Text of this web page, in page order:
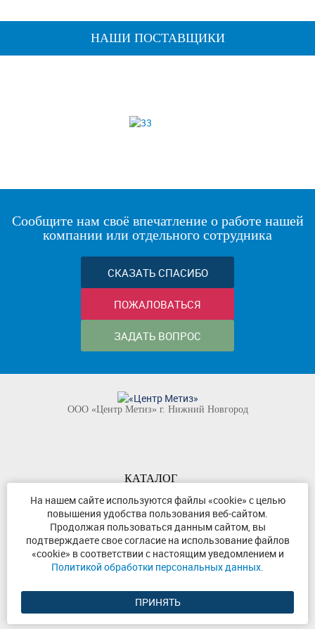
НАШИ ПОСТАВЩИКИ
Сообщите нам своё впечатление о работе нашей
компании или отдельного сотрудника
СКАЗАТЬ СПАСИБО
ПОЖАЛОВАТЬСЯ
ЗАДАТЬ ВОПРОС
КОМПАНИЯ
ООО «Центр Метиз» г. Нижний Новгород
КАТАЛОГ
КОНТАКТЫ
© ООО «Центр Метиз» 2000-2026
Политика конфиденциальности
Разработка сайта и продвижение
На нашем сайте используются файлы «cookie» с целью
повышения удобства пользования веб-сайтом.
Продолжая пользоваться данным сайтом, вы
подтверждаете свое согласие на использование файлов
«cookie» в соответствии с настоящим уведомлением и
Политикой обработки персональных данных.
ПРИНЯТЬ